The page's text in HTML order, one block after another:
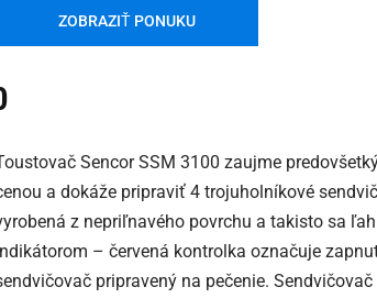
ZOBRAZIŤ PONUKU
Sencor SSM 3100 zaujme
a dokáže pripraviť 4 trojuholníkové
z nepriľnavého povrchu a takisto sa
– červená kontrolka označuje
pripravený na pečenie.